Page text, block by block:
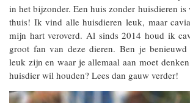
in het bijzonder. Een huis zonder huisdieren is
thuis! Ik vind alle huisdieren leuk, maar
mijn hart veroverd. Al sinds 2014 houd ik
groot fan van deze dieren. Ben je benieuwd
leuk zijn en waar je allemaal aan moet
huisdier wil houden? Lees dan gauw verder!